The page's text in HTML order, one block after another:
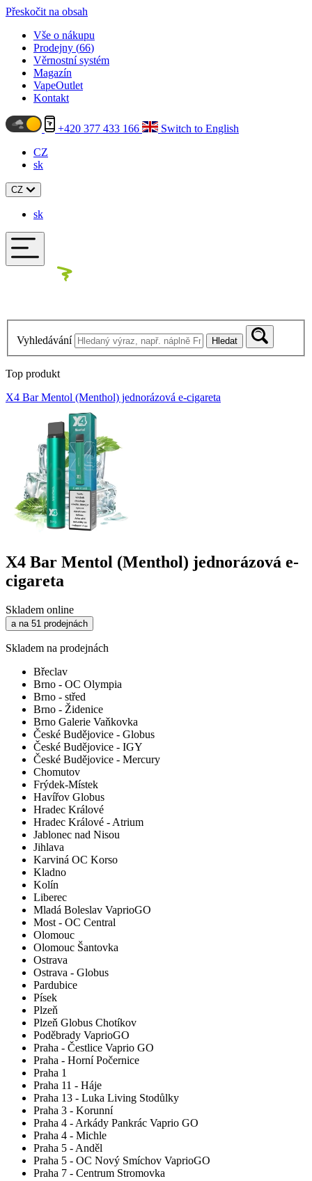
Přeskočit na obsah
Vše o nákupu
Prodejny (66)
Věrnostní systém
Magazín
VapeOutlet
Kontakt
+420 377 433 166
Switch to English
CZ
sk
CZ
sk
Vyhledávání Hledat
Top produkt
X4 Bar Mentol (Menthol) jednorázová e-cigareta
X4 Bar Mentol (Menthol) jednorázová e-
cigareta
Skladem online
a na 51 prodejnách
Skladem na prodejnách
Břeclav
Brno - OC Olympia
Brno - střed
Brno - Židenice
Brno Galerie Vaňkovka
České Budějovice - Globus
České Budějovice - IGY
České Budějovice - Mercury
Chomutov
Frýdek-Místek
Havířov Globus
Hradec Králové
Hradec Králové - Atrium
Jablonec nad Nisou
Jihlava
Karviná OC Korso
Kladno
Kolín
Liberec
Mladá Boleslav VaprioGO
Most - OC Central
Olomouc
Olomouc Šantovka
Ostrava
Ostrava - Globus
Pardubice
Písek
Plzeň
Plzeň Globus Chotíkov
Poděbrady VaprioGO
Praha - Čestlice Vaprio GO
Praha - Horní Počernice
Praha 1
Praha 11 - Háje
Praha 13 - Luka Living Stodůlky
Praha 3 - Korunní
Praha 4 - Arkády Pankrác Vaprio GO
Praha 4 - Michle
Praha 5 - Anděl
Praha 5 - OC Nový Smíchov VaprioGO
Praha 7 - Centrum Stromovka